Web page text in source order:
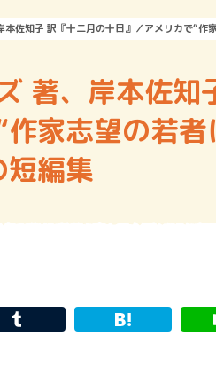
佐知子 訳『十二月の十日』／アメリカで“作
著、岸本佐知
家志望の若
編集